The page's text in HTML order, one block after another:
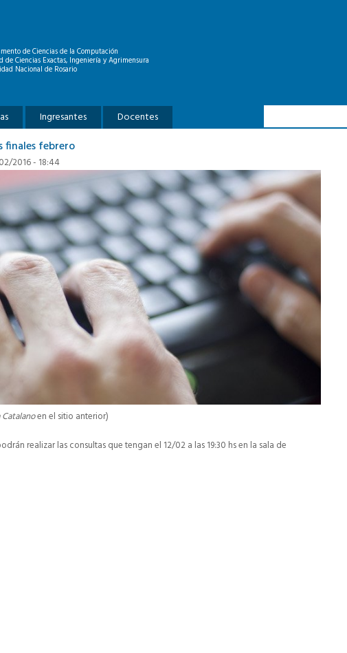
de Ciencias de la Computación
de Ciencias Exactas, Ingeniería y Agrimensura
Nacional de Rosario
Ingresantes Docentes
finales febrero
2016 - 18:44
Catalanoen el sitio anterior)
realizar las consultas que tengan el 12/02 a las 19:30 hs en la sala de